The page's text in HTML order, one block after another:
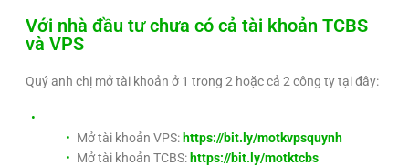
Với nhà đầu tư chưa có cả tài khoản TCBS
và VPS
Quý anh chị mở tài khoản ở 1 trong 2 hoặc cả 2 công ty tại đây:
Mở tài khoản VPS: https://bit.ly/motkvpsquynh
Mở tài khoản TCBS: https://bit.ly/motktcbs